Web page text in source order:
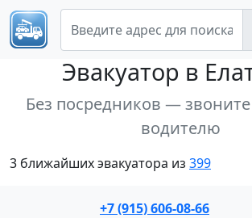
Эвакуатор в
Без посредников —
водителю
3 ближайших эвакуатора из 399
+7 (915) 606-08-66